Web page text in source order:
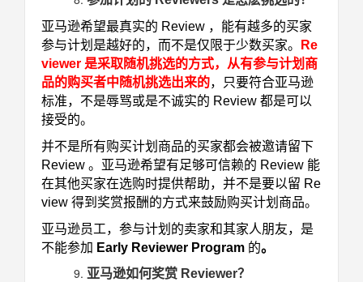
亚马逊希望最真实的 Review ，能有越多的买家
参与计划是越好的，而不是仅限于少数买家。
Re
viewer 是采取随机挑选的方式，从有参与计划商
品的购买者中随机挑选出来的，只要符合亚马逊
标准，不是辱骂或是不诚实的 Review 都是可以
接受的。
并不是所有购买计划商品的买家都会被邀请留下
Review 。亚马逊希望有足够可信赖的 Review 能
在其他买家在选购时提供帮助，并不是要以留 Re
view 得到奖赏报酬的方式来鼓励购买计划商品。
亚马逊员工，参与计划的卖家和其家人朋友，是
不能参加 Early Reviewer Program 的。
亚马逊如何奖赏 Reviewer？